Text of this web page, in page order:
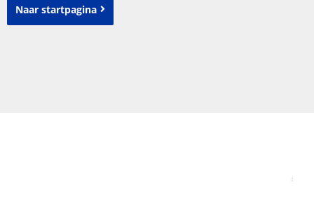
Naar startpagina